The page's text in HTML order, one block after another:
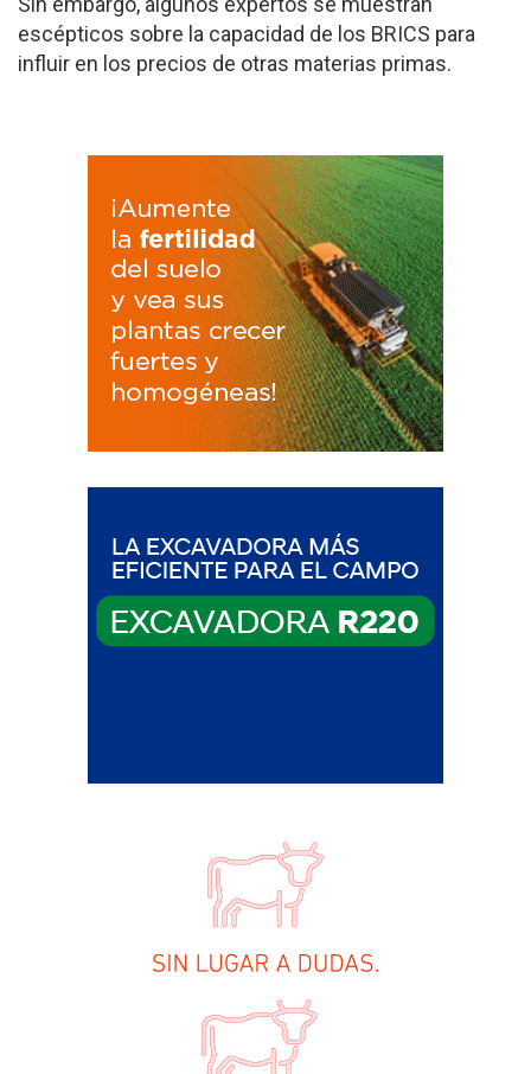
escépticos sobre la capacidad de los BRICS para
influir en los precios de otras materias primas.